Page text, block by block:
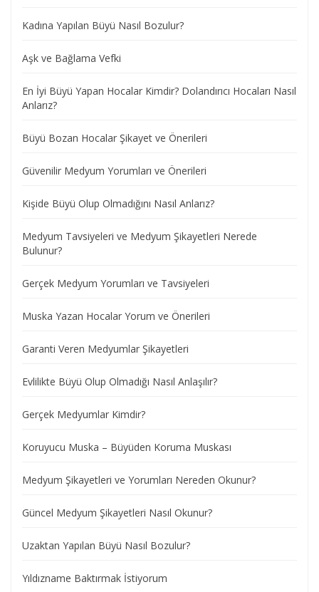
Kadına Yapılan Büyü Nasıl Bozulur?
Aşk ve Bağlama Vefki
En İyi Büyü Yapan Hocalar Kimdir? Dolandırıcı Hocaları Nasıl
Anlarız?
Büyü Bozan Hocalar Şikayet ve Önerileri
Güvenilir Medyum Yorumları ve Önerileri
Kişide Büyü Olup Olmadığını Nasıl Anlarız?
Medyum Tavsiyeleri ve Medyum Şikayetleri Nerede
Bulunur?
Gerçek Medyum Yorumları ve Tavsiyeleri
Muska Yazan Hocalar Yorum ve Önerileri
Garanti Veren Medyumlar Şikayetleri
Evlilikte Büyü Olup Olmadığı Nasıl Anlaşılır?
Gerçek Medyumlar Kimdir?
Koruyucu Muska – Büyüden Koruma Muskası
Medyum Şikayetleri ve Yorumları Nereden Okunur?
Güncel Medyum Şikayetleri Nasıl Okunur?
Uzaktan Yapılan Büyü Nasıl Bozulur?
Yıldızname Baktırmak İstiyorum